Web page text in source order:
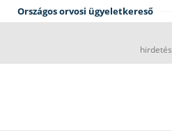
Országos orvosi ügyeletkereső
hirdetés